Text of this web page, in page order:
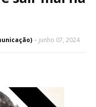
junho 07, 2024